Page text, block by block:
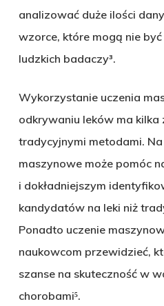
analizować duże ilości
wzorce, które mogą nie
ludzkich badaczy³.
Wykorzystanie uczenia
odkrywaniu leków ma
tradycyjnymi metodami. Na
maszynowe może pomóc
i dokładniejszym
kandydatów na leki niż
Ponadto uczenie
naukowcom przewidzieć,
szanse na skuteczność w
chorobami⁵.